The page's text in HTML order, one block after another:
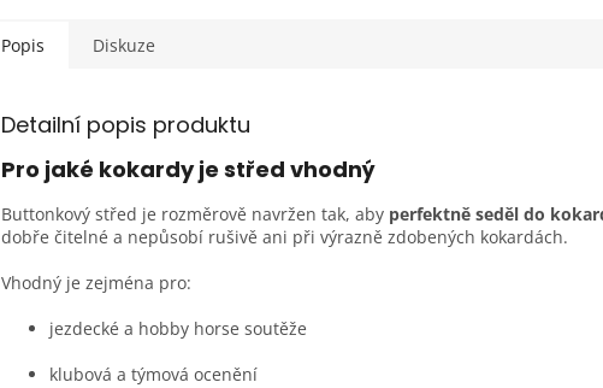
Popis Diskuze
Detailní popis produktu
Pro jaké kokardy je střed vhodný
Buttonkový střed je rozměrově navržen tak, aby perfektně seděl do
dobře čitelné a nepůsobí rušivě ani při výrazně zdobených kokardách.
Vhodný je zejména pro:
jezdecké a hobby horse soutěže
klubová a týmová ocenění